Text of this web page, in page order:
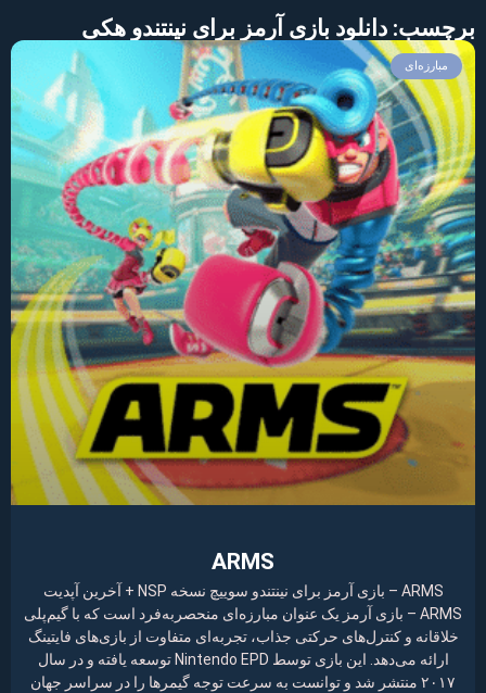
برچسب: دانلود بازی آرمز برای نینتندو هکی
مبارزه‌ای
ARMS
ARMS – بازی آرمز برای نینتندو سوییچ نسخه NSP + آخرین آپدیت
ARMS – بازی آرمز یک عنوان مبارزه‌ای منحصربه‌فرد است که با گیم‌پلی
خلاقانه و کنترل‌های حرکتی جذاب، تجربه‌ای متفاوت از بازی‌های فایتینگ
ارائه می‌دهد. این بازی توسط Nintendo EPD توسعه یافته و در سال
۲۰۱۷ منتشر شد و توانست به سرعت توجه گیمرها را در سراسر جهان